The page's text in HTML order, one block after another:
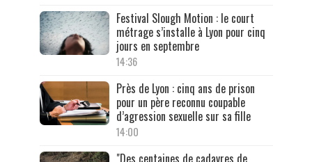
Festival Slough Motion : le court
métrage s’installe à Lyon pour cinq
jours en septembre
14:36
Près de Lyon : cinq ans de prison
pour un père reconnu coupable
d’agression sexuelle sur sa fille
14:00